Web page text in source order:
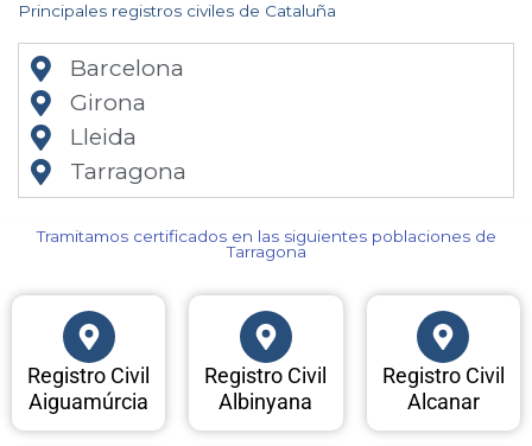
Principales registros civiles de Cataluña
Barcelona
Girona
Lleida
Tarragona
Tramitamos certificados en las siguientes poblaciones de
Tarragona​
Registro Civil
Aiguamúrcia
Registro Civil
Albinyana
Registro Civil
Alcanar